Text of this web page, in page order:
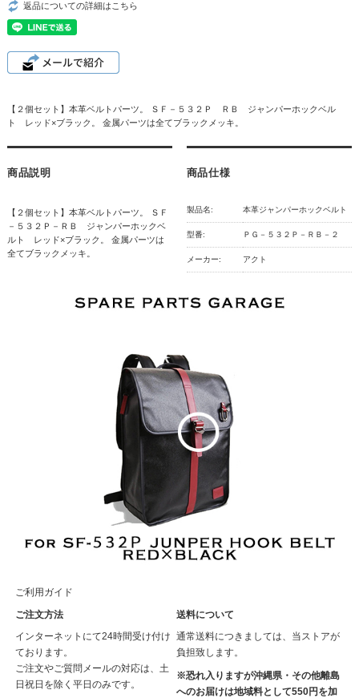
返品についての詳細はこちら
【２個セット】本革ベルトパーツ。 ＳＦ－５３２Ｐ ＲＢ ジャンパーホックベル
ト レッド×ブラック。 金属パーツは全てブラックメッキ。
商品説明
【２個セット】本革ベルトパーツ。 ＳＦ
－５３２Ｐ－ＲＢ ジャンパーホックベ
ルト レッド×ブラック。 金属パーツは
全てブラックメッキ。
商品仕様
製品名: 本革ジャンパーホックベルト
型番: ＰＧ－５３２Ｐ－ＲＢ－２
メーカー: アクト
ご利用ガイド
ご注文方法
インターネットにて24時間受け付け
ております。
ご注文やご質問メールの対応は、土
日祝日を除く平日のみです。
送料について
通常送料につきましては、当ストアが
負担致します。
※恐れ入りますが沖縄県・その他離島
へのお届けは地域料として550円を加